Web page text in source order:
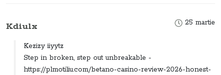
25 martie
Kdiulx
Kezizy iiyytz
Step in broken, step out unbreakable -
https://plmotiliu.com/betano-casino-review-2026-honest-